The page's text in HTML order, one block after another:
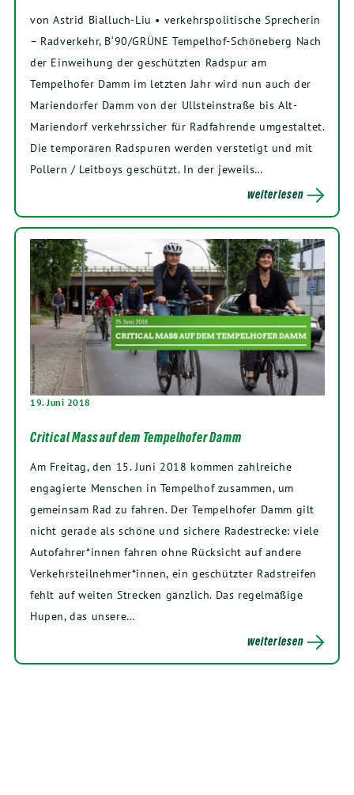
von Astrid Bialluch-Liu • verkehrspolitische Sprecherin
– Radverkehr, B‘90/GRÜNE Tempelhof-Schöneberg Nach
der Einweihung der geschützten Radspur am
Tempelhofer Damm im letzten Jahr wird nun auch der
Mariendorfer Damm von der Ullsteinstraße bis Alt-
Mariendorf verkehrssicher für Radfahrende umgestaltet.
Die temporären Radspuren werden verstetigt und mit
Pollern / Leitboys geschützt. In der jeweils…
weiterlesen
19. Juni 2018
Critical Mass auf dem Tempelhofer Damm
Am Freitag, den 15. Juni 2018 kommen zahlreiche
engagierte Menschen in Tempelhof zusammen, um
gemeinsam Rad zu fahren. Der Tempelhofer Damm gilt
nicht gerade als schöne und sichere Radestrecke: viele
Autofahrer*innen fahren ohne Rücksicht auf andere
Verkehrsteilnehmer*innen, ein geschützter Radstreifen
fehlt auf weiten Strecken gänzlich. Das regelmäßige
Hupen, das unsere…
weiterlesen